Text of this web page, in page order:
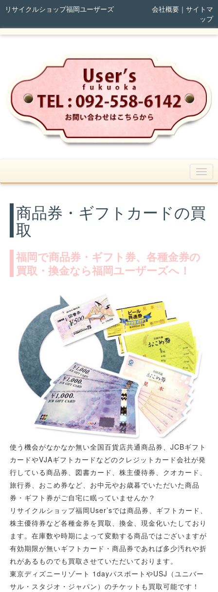
リサイクルショップ福岡ユーザーズ 会社概要｜ サイトマ
ップ
商品券・ギフトカードの買
取
福岡で商品券・ギフト券、各種金券の
買取・換金なら福岡ユーザーズへ！
使う機会がなかなか無い全国百貨店共通商品券、JCBギフト
カードやVJAギフトカードなどのクレジットカード会社が発
行している商品券、図書カード、株主優待券、クオカード、
旅行券、おこめ券など、お中元やお歳暮でいただいた商品
券・ギフト券がご自宅に眠っていませんか？
リサイクルショップ福岡User’sでは商品券、ギフトカード、
株主優待券など各種金券を買取、換金、現金化いたしており
ます。在庫数や時期によって変動する商品ではございますが
有効期限が無いギフトカード・商品券であれば多少汚れや折
れがあるものでも買取させていただいております。
東京ディズニーリゾート 1dayパスポートやUSJ（ユニバー
サル・スタジオ・ジャパン）のチケットも買取可能です！